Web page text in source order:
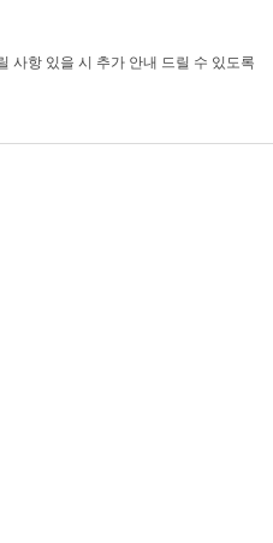
사항 있을 시 추가 안내 드릴 수 있도록